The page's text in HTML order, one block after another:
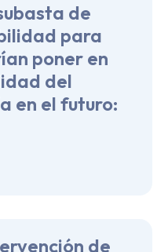
de
para
poner en
del
en el futuro:
de